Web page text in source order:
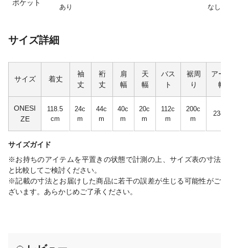
ポケット
あり なし
サイズ詳細
サイズ 着丈
袖
丈
裄
丈
肩
幅
天
幅
バス
ト
裾周
り
アー
幅
ONESI
ZE
118.5
cm
24c
m
44c
m
40c
m
20c
m
112c
m
200c
m
23cm
サイズガイド
※お持ちのアイテムを平置きの状態で計測の上、サイズ表の寸法
と比較してご検討ください。
※記載の寸法とお届けした商品に若干の誤差が生じる可能性がご
ざいます。あらかじめご了承ください。